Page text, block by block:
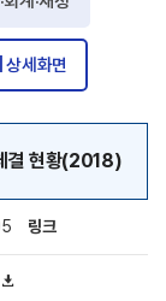
상세화면
결 현황(2018)
링크